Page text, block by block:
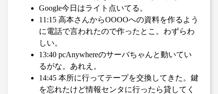
Google今日はライト点いてる。
11:15 高本さんからOOOOへの資料を作るよう
に電話で言われたので作ったとこ。わずらわ
しい。
13:40 pcAnywhereのサーバちゃんと動いてい
るがな。あれえ。
14:45 本所に行ってテープを交換してきた。鍵
を忘れたけど情報センタに行ったら貸してく